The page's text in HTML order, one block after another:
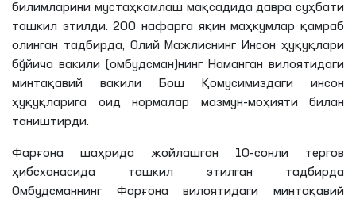
билимларини мустаҳкамлаш мақсадида давра суҳбати
ташкил этилди. 200 нафарга яқин маҳкумлар қамраб
олинган тадбирда, Олий Мажлиснинг Инсон ҳуқуқлари
бўйича вакили (омбудсман)нинг Наманган вилоятидаги
минтақавий вакили Бош Қомусимиздаги инсон
ҳуқуқларига оид нормалар мазмун-моҳияти билан
таништирди.
Фарғона шаҳрида жойлашган 10-сонли тергов
ҳибсхонасида ташкил этилган тадбирда
Омбудсманнинг Фарғона вилоятидаги минтақавий